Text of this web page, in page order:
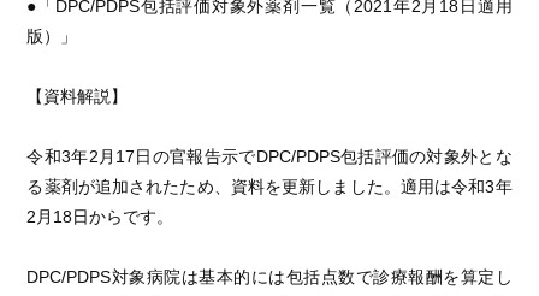
●「DPC/PDPS包括評価対象外薬剤一覧（2021年2月18日適用
版）」
【資料解説】
令和3年2月17日の官報告示でDPC/PDPS包括評価の対象外とな
る薬剤が追加されたため、資料を更新しました。適用は令和3年
2月18日からです。
DPC/PDPS対象病院は基本的には包括点数で診療報酬を算定し